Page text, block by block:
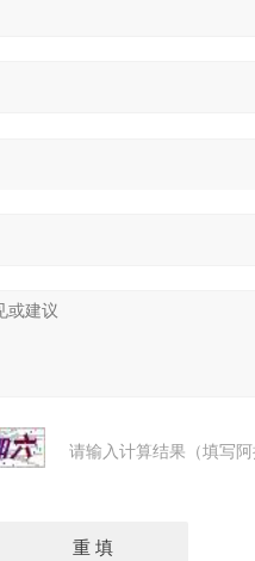
请输入计算结果（填写